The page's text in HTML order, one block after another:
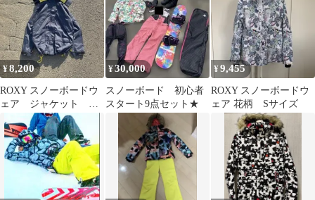
¥8,200
ROXY スノーボードウ
ェア ジャケット
Y2K テック系
¥30,000
スノーボード 初心者
スタート9点セット★
¥9,455
ROXY スノーボードウ
ェア 花柄 Sサイズ